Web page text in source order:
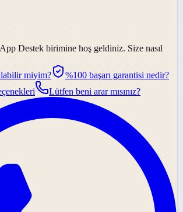
Destek birimine hoş geldiniz. Size nasıl
miyim?
%100 başarı garantisi nedir?
Lütfen beni arar mısınız?